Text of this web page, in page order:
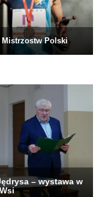
Polski
– wystawa w